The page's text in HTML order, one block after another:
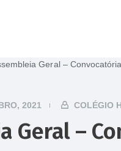
2021 COLÉGIO
Geral –